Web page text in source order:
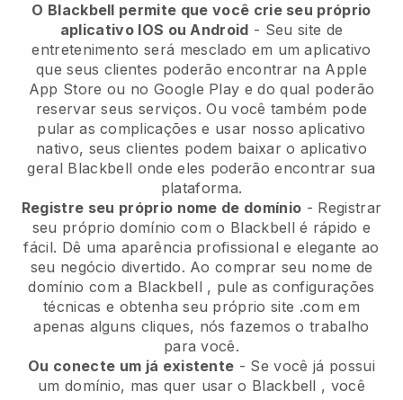
O Blackbell permite que você crie seu próprio
aplicativo IOS ou Android - Seu site de
entretenimento será mesclado em um aplicativo
que seus clientes poderão encontrar na Apple
App Store ou no Google Play e do qual poderão
reservar seus serviços. Ou você também pode
pular as complicações e usar nosso aplicativo
nativo, seus clientes podem baixar o aplicativo
geral Blackbell onde eles poderão encontrar sua
plataforma.
Registre seu próprio nome de domínio - Registrar
seu próprio domínio com o Blackbell é rápido e
fácil. Dê uma aparência profissional e elegante ao
seu negócio divertido. Ao comprar seu nome de
domínio com a Blackbell , pule as configurações
técnicas e obtenha seu próprio site .com em
apenas alguns cliques, nós fazemos o trabalho
para você.
Ou conecte um já existente - Se você já possui
um domínio, mas quer usar o Blackbell , você